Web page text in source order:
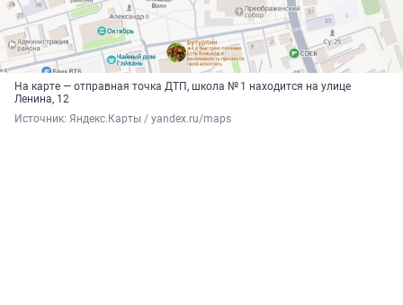
На карте — отправная точка ДТП, школа № 1 находится на улице
Ленина, 12
Источник: Яндекс.Карты / yandex.ru/maps